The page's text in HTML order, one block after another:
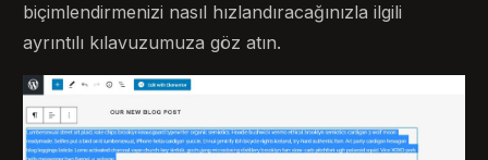
biçimlendirmenizi nasıl hızlandıracağınızla ilgili
ayrıntılı kılavuzumuza göz atın.